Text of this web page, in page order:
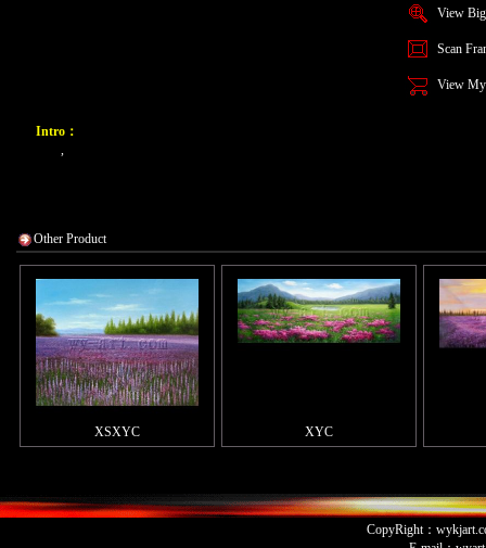
View
Scan
View
Intro：
,
Other Product
XSXYC XYC
CopyRight：